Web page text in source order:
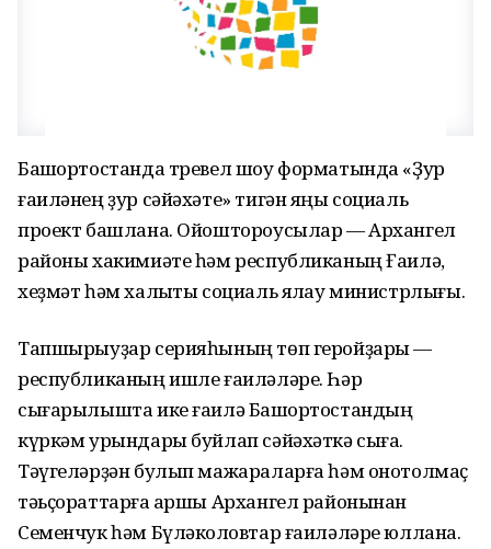
Башҡортостанда тревел шоу форматында «Ҙур
ғаиләнең ҙур сәйәхәте» тигән яңы социаль
проект башлана. Ойоштороусылар — Архангел
районы хакимиәте һәм республиканың Ғаилә,
хеҙмәт һәм халыҡты социаль яҡлау министрлығы.
Тапшырыуҙар серияһының төп геройҙары —
республиканың ишле ғаиләләре. Һәр
сығарылышта ике ғаилә Башҡортостандың
күркәм урындары буйлап сәйәхәткә сыға.
Тәүгеләрҙән булып мажараларға һәм онотолмаҫ
тәьҫораттарға ҡаршы Архангел районынан
Семенчук һәм Бүләкҡоловтар ғаиләләре юллана.